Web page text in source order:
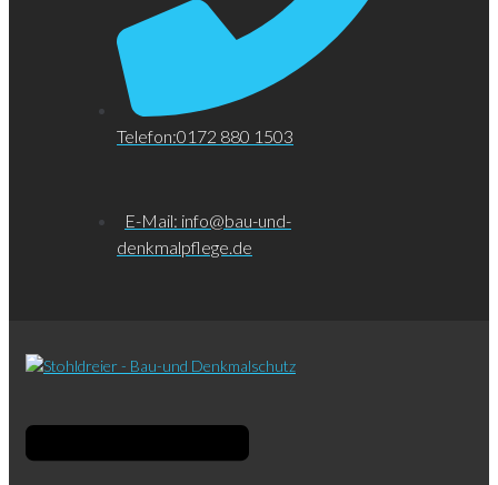
Telefon:0172 880 1503
E-Mail: info@bau-und-
denkmalpflege.de